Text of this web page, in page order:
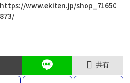
https://www.ekiten.jp/shop_71650
873/
共有